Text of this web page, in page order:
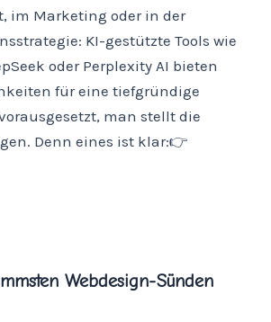
im Marketing oder in der
KI-gestützte Tools wie
oder Perplexity AI bieten
für eine tiefgründige
man stellt die
Denn eines ist klar:👉
Webdesign-Sünden